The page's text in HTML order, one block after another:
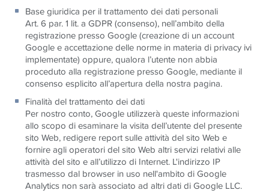
Base giuridica per il trattamento dei dati personali
Art. 6 par. 1 lit. a GDPR (consenso), nell’ambito della
registrazione presso Google (creazione di un account
Google e accettazione delle norme in materia di privacy ivi
implementate) oppure, qualora l’utente non abbia
proceduto alla registrazione presso Google, mediante il
consenso esplicito all’apertura della nostra pagina.
Finalità del trattamento dei dati
Per nostro conto, Google utilizzerà queste informazioni
allo scopo di esaminare la visita dell’utente del presente
sito Web, redigere report sulle attività del sito Web e
fornire agli operatori del sito Web altri servizi relativi alle
attività del sito e all’utilizzo di Internet. L'indirizzo IP
trasmesso dal browser in uso nell'ambito di Google
Analytics non sarà associato ad altri dati di Google LLC.